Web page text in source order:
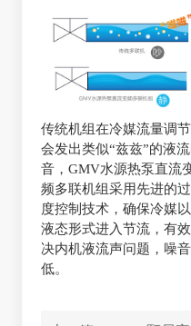
传统机组在冷媒流量调
会发出类似“兹兹”的液
音，GMV水源热泵直流
频多联机组采用先进的
度控制技术，确保冷媒
液态形式进入节流，有
决内机液流声问题，噪
低。